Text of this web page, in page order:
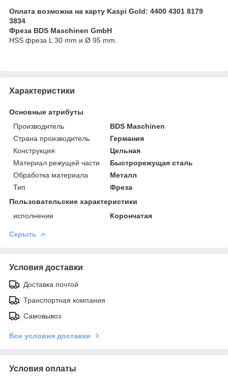
Оплата возможна на карту Kaspi Gold: 4400 4301 8179
3834
Фреза BDS Maschinen GmbH
HSS фреза L 30 mm и Ø 95 mm.
Характеристики
Основные атрибуты
Производитель
BDS Maschinen
Страна производитель
Германия
Конструкция
Цельная
Материал режущей части
Быстрорежущая сталь
Обработка материала
Металл
Тип
Фреза
Пользовательские характеристики
исполнение
Корончатая
Скрыть
Условия доставки
Доставка почтой
Транспортная компания
Самовывоз
Все условия доставки
Условия оплаты